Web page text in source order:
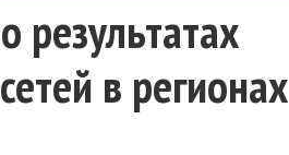
результатах
в регионах